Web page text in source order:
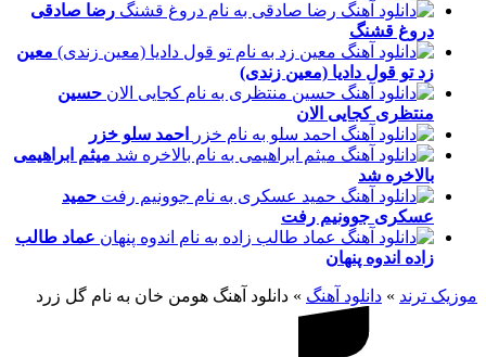
رضا صادقی
دروغ قشنگ
معین
زدتو قول دادیا (معین زندی)
حسین
منتظریکجایی الان
احمد سلو خزر
میثم ابراهیمی
بالاخره شد
حمید
عسکری جوونیم رفت
عماد طالب
زاده اندوه پنهان
موزیک ترند » دانلود آهنگ » دانلود آهنگ هومن خان به نام گل زرد